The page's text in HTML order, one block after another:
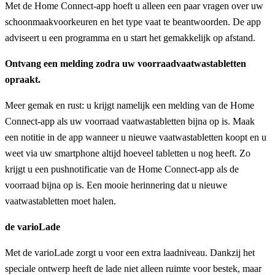
Met de Home Connect-app hoeft u alleen een paar vragen over uw
schoonmaakvoorkeuren en het type vaat te beantwoorden. De app
adviseert u een programma en u start het gemakkelijk op afstand.
Ontvang een melding zodra uw voorraadvaatwastabletten
opraakt.
Meer gemak en rust: u krijgt namelijk een melding van de Home
Connect-app als uw voorraad vaatwastabletten bijna op is. Maak
een notitie in de app wanneer u nieuwe vaatwastabletten koopt en u
weet via uw smartphone altijd hoeveel tabletten u nog heeft. Zo
krijgt u een pushnotificatie van de Home Connect-app als de
voorraad bijna op is. Een mooie herinnering dat u nieuwe
vaatwastabletten moet halen.
de varioLade
Met de varioLade zorgt u voor een extra laadniveau. Dankzij het
speciale ontwerp heeft de lade niet alleen ruimte voor bestek, maar